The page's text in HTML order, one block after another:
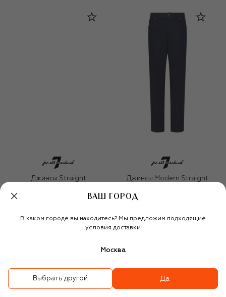
Джинсы Straight Джинсы Modern Straight
ВАШ ГОРОД
В каком городе вы находитесь? Мы предложим подходящие
условия доставки
Москва
Выбрать другой Да